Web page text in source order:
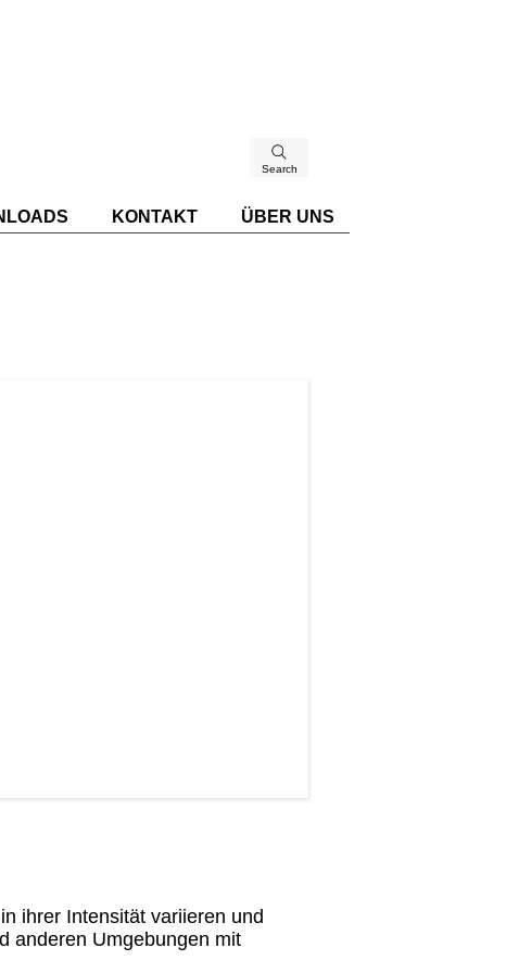
Search
KONTAKT ÜBER UNS
ihrer Intensität variieren und
anderen Umgebungen mit